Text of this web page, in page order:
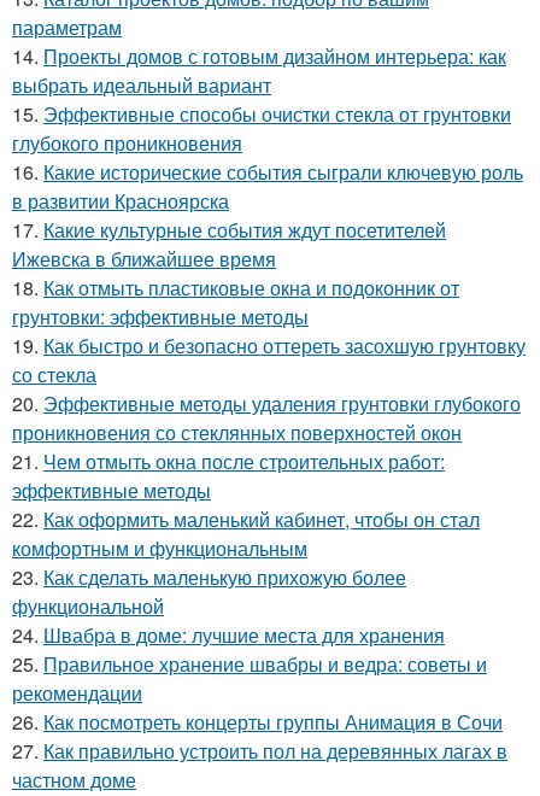
параметрам
14. Проекты домов с готовым дизайном интерьера: как
выбрать идеальный вариант
15. Эффективные способы очистки стекла от грунтовки
глубокого проникновения
16. Какие исторические события сыграли ключевую роль
в развитии Красноярска
17. Какие культурные события ждут посетителей
Ижевска в ближайшее время
18. Как отмыть пластиковые окна и подоконник от
грунтовки: эффективные методы
19. Как быстро и безопасно оттереть засохшую грунтовку
со стекла
20. Эффективные методы удаления грунтовки глубокого
проникновения со стеклянных поверхностей окон
21. Чем отмыть окна после строительных работ:
эффективные методы
22. Как оформить маленький кабинет, чтобы он стал
комфортным и функциональным
23. Как сделать маленькую прихожую более
функциональной
24. Швабра в доме: лучшие места для хранения
25. Правильное хранение швабры и ведра: советы и
рекомендации
26. Как посмотреть концерты группы Анимация в Сочи
27. Как правильно устроить пол на деревянных лагах в
частном доме